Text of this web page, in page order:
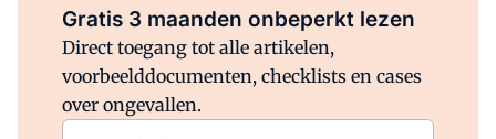
Gratis 3 maanden onbeperkt lezen
Direct toegang tot alle artikelen,
voorbeelddocumenten, checklists en cases
over ongevallen.